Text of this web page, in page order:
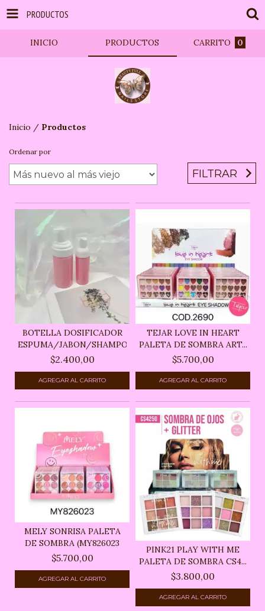
PRODUCTOS
INICIO PRODUCTOS CARRITO 0
Inicio / Productos
Ordenar por
FILTRAR
BOTELLA DOSIFICADOR
ESPUMA/JABON/SHAMPOO...
$2.400,00
AGREGAR AL CARRITO
TEJAR LOVE IN HEART
PALETA DE SOMBRA ART...
$5.700,00
MELY SONRISA PALETA
DE SOMBRA (MY826023
$5.700,00
PINK21 PLAY WITH ME
PALETA DE SOMBRA CS4...
$3.800,00